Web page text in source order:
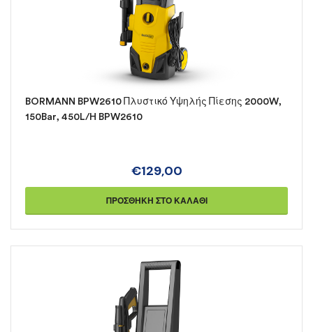
BORMANN BPW2610 Πλυστικό Υψηλής Πίεσης 2000W,
150Bar, 450L/H BPW2610
€129,00
ΠΡΟΣΘΉΚΗ ΣΤΟ ΚΑΛΆΘΙ